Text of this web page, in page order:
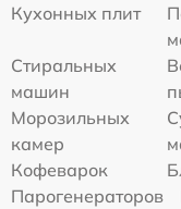
Кухонных плит
Стиральных
машин
Морозильных
камер
Кофеварок
Парогенераторов